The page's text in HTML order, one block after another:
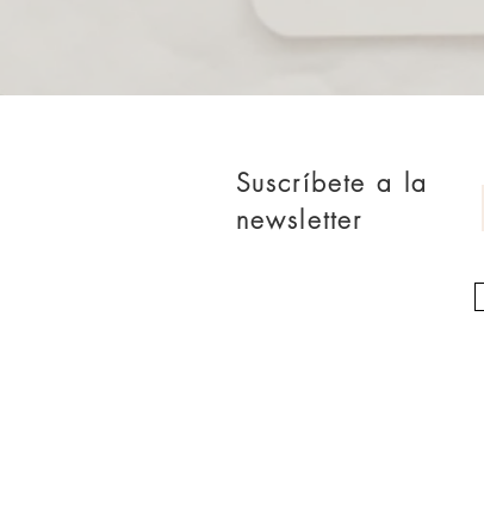
Suscríbete a la
newsletter